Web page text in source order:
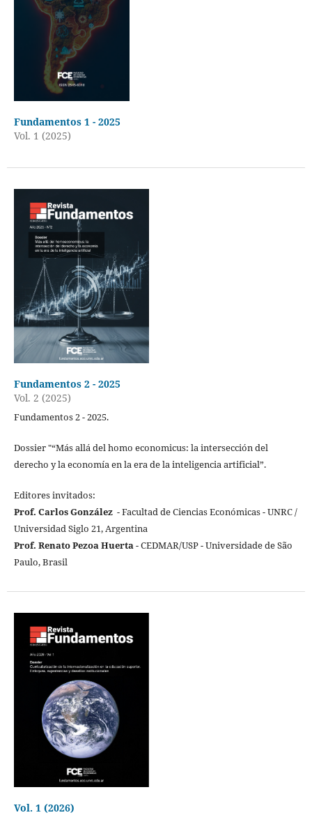
Fundamentos 1 - 2025
Vol. 1 (2025)
Fundamentos 2 - 2025
Vol. 2 (2025)
Fundamentos 2 - 2025.
Dossier "“Más allá del homo economicus: la intersección del
derecho y la economía en la era de la inteligencia artificial”.
Editores invitados:
Prof. Carlos González- Facultad de Ciencias Económicas - UNRC /
Universidad Siglo 21, Argentina
Prof. Renato Pezoa Huerta- CEDMAR/USP - Universidade de São
Paulo, Brasil
Vol. 1 (2026)